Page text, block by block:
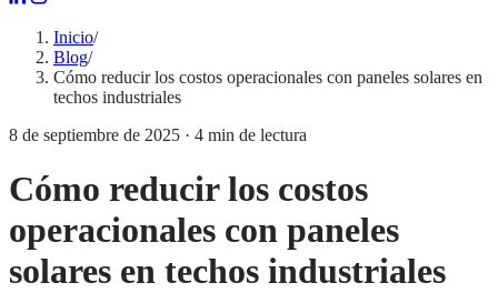
Inicio/
Blog/
Cómo reducir los costos operacionales con paneles solares en
techos industriales
8 de septiembre de 2025 · 4 min de lectura
Cómo reducir los costos
operacionales con paneles
solares en techos industriales